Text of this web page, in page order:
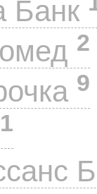
Банк
2
9
1